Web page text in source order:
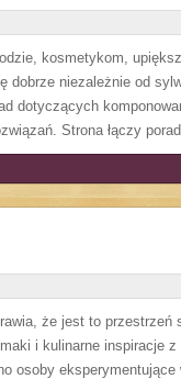
kosmetykom,
dobrze niezależnie od
dotyczących
Strona łączy
że jest to
i kulinarne inspiracje
osoby